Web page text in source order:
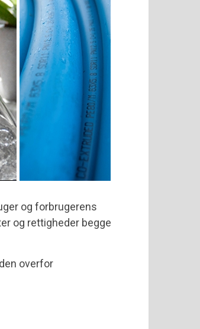
og forbrugerens
og rettigheder begge
overfor